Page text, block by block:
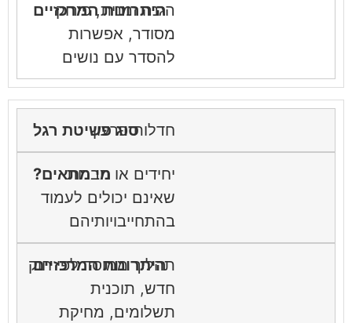
הגנה זמנית, פירוק
מסודר, אפשרות
להסדר עם נושים
חדלות פרעון
יחידים או חברות
שאינם יכולים לעמוד
בהתחייבויותיהם
תהליך ממוסד לפי חוק
חדש, תוכנית
תשלומים, מחיקת